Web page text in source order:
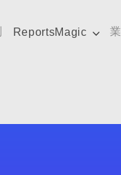
ReportsMagic